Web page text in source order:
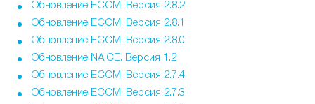
Обновление ECCM. Версия 2.8.2
Обновление ECCM. Версия 2.8.1
Обновление ECCM. Версия 2.8.0
Обновление NAICE. Версия 1.2
Обновление ECCM. Версия 2.7.4
Обновление ECCM. Версия 2.7.3